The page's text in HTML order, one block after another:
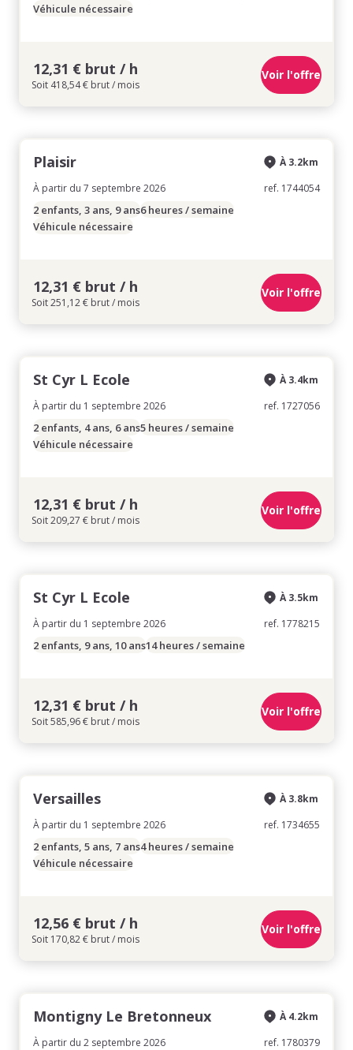
Véhicule nécessaire
12,31 € brut / h
Soit 418,54 € brut / mois
Voir l'offre
Plaisir
À partir du 7 septembre 2026
À 3.2km
ref. 1744054
2 enfants, 3 ans, 9 ans6 heures / semaine
Véhicule nécessaire
12,31 € brut / h
Soit 251,12 € brut / mois
Voir l'offre
St Cyr L Ecole
À partir du 1 septembre 2026
À 3.4km
ref. 1727056
2 enfants, 4 ans, 6 ans5 heures / semaine
Véhicule nécessaire
12,31 € brut / h
Soit 209,27 € brut / mois
Voir l'offre
St Cyr L Ecole
À partir du 1 septembre 2026
À 3.5km
ref. 1778215
2 enfants, 9 ans, 10 ans14 heures / semaine
12,31 € brut / h
Soit 585,96 € brut / mois
Voir l'offre
Versailles
À partir du 1 septembre 2026
À 3.8km
ref. 1734655
2 enfants, 5 ans, 7 ans4 heures / semaine
Véhicule nécessaire
12,56 € brut / h
Soit 170,82 € brut / mois
Voir l'offre
Montigny Le Bretonneux
À partir du 2 septembre 2026
À 4.2km
ref. 1780379